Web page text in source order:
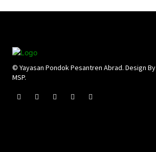
© Yayasan Pondok Pesantren Abrad. Design By
MSP.